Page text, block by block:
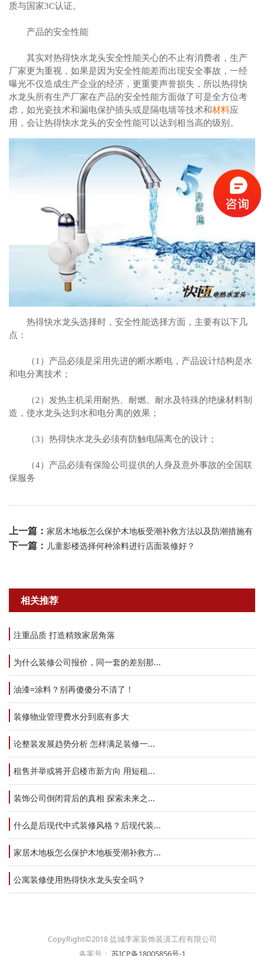
质与国家3C认证。
产品的安全性能
其实对热得快水龙头安全性能关心的不止有消费者，生产
厂家更为重视，如果是因为安全性能差而出现安全事故，一经
曝光不仅造成生产企业的经济，更重要声誉损失，所以热得快
水龙头所有生产厂家在产品的安全性能方面做了可是全方位考
虑，如光瓷技术和漏电保护插头或是隔电墙等技术和材料应
用，会让热得快水龙头的安全性能可以达到相当高的级别。
热得快水龙头选择时，安全性能选择方面，主要有以下几
点：
（1）产品必须是采用先进的断水断电，产品设计结构是水
和电分离技术；
（2）发热主机采用耐热、耐燃、耐水及特殊的绝缘材料制
造，使水龙头达到水和电分离的效果；
（3）热得快水龙头必须有防触电隔离仓的设计；
（4）产品必须有保险公司提供的人身及意外事故的全国联
保服务
上一篇： 家居木地板怎么保护木地板受潮补救方法以及防潮措施有
下一篇： 儿童影楼选择何种涂料进行店面装修好？
相关推荐
注重品质 打造精致家居角落
为什么装修公司报价，同一套的差别那...
油漆=涂料？别再傻傻分不清了！
装修物业管理费水分到底有多大
论整装发展趋势分析 怎样满足装修一...
租售并举或将开启楼市新方向 用短租...
装饰公司倒闭背后的真相 探索未来之...
什么是后现代中式装修风格？后现代装...
家居木地板怎么保护木地板受潮补救方...
公寓装修使用热得快水龙头安全吗？
CopyRight©2018 盐城李家装饰装潢工程有限公司
备案号： 苏ICP备18005856号-1